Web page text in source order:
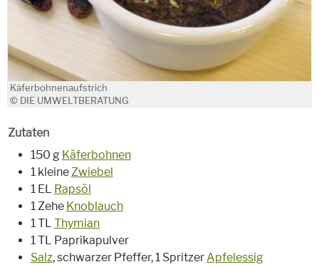
Käferbohnenaufstrich
© DIE UMWELTBERATUNG
Zutaten
150 g Käferbohnen
1 kleineZwiebel
1 EL Rapsöl
1 Zehe Knoblauch
1 TL Thymian
1 TL Paprikapulver
Salz, schwarzer Pfeffer, 1 SpritzerApfelessig